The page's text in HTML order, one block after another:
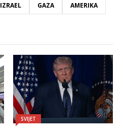
IZRAEL GAZA AMERIKA
SVIJET